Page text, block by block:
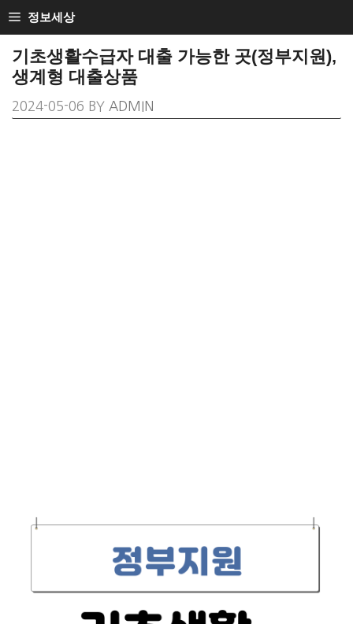
SKIP
TO
CONTENT
정보세상
기초생활수급자 대출 가능한 곳(정부지원),
생계형 대출상품
2024-05-06 BY ADMIN